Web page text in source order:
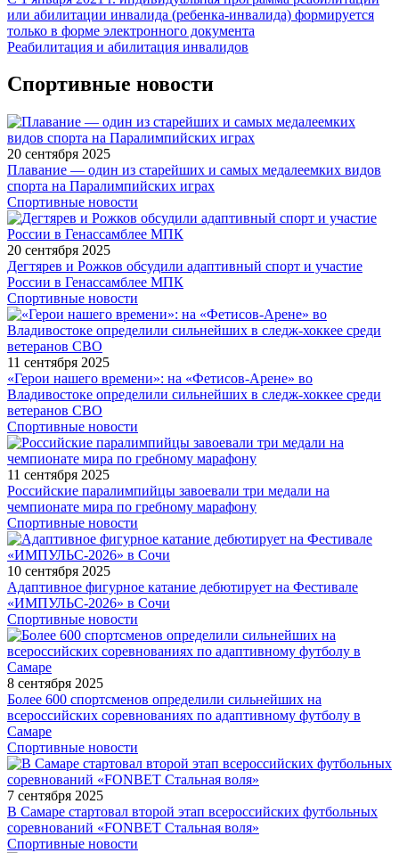
или абилитации инвалида (ребенка-инвалида) формируется
только в форме электронного документа
Реабилитация и абилитация инвалидов
Спортивные новости
20 сентября 2025
Плавание — один из старейших и самых медалеемких видов
спорта на Паралимпийских играх
Спортивные новости
20 сентября 2025
Дегтярев и Рожков обсудили адаптивный спорт и участие
России в Генассамблее МПК
Спортивные новости
11 сентября 2025
«Герои нашего времени»: на «Фетисов-Арене» во
Владивостоке определили сильнейших в следж-хоккее среди
ветеранов СВО
Спортивные новости
11 сентября 2025
Российские паралимпийцы завоевали три медали на
чемпионате мира по гребному марафону
Спортивные новости
10 сентября 2025
Адаптивное фигурное катание дебютирует на Фестивале
«ИМПУЛЬС-2026» в Сочи
Спортивные новости
8 сентября 2025
Более 600 спортсменов определили сильнейших на
всероссийских соревнованиях по адаптивному футболу в
Самаре
Спортивные новости
7 сентября 2025
В Самаре стартовал второй этап всероссийских футбольных
соревнований «FONBET Стальная воля»
Спортивные новости